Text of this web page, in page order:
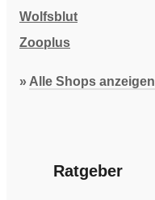
Wolfsblut
Zooplus
» Alle Shops anzeigen
Ratgeber